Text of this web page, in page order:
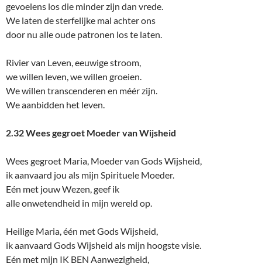
gevoelens los die minder zijn dan vrede.
We laten de sterfelijke mal achter ons
door nu alle oude patronen los te laten.
Rivier van Leven, eeuwige stroom,
we willen leven, we willen groeien.
We willen transcenderen en méér zijn.
We aanbidden het leven.
2.32 Wees gegroet Moeder van Wijsheid
Wees gegroet Maria, Moeder van Gods Wijsheid,
ik aanvaard jou als mijn Spirituele Moeder.
Eén met jouw Wezen, geef ik
alle onwetendheid in mijn wereld op.
Heilige Maria, één met Gods Wijsheid,
ik aanvaard Gods Wijsheid als mijn hoogste visie.
Eén met mijn IK BEN Aanwezigheid,